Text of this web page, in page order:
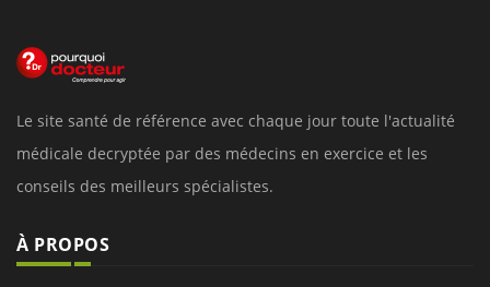
Le site santé de référence avec chaque jour toute l'actualité
médicale decryptée par des médecins en exercice et les
conseils des meilleurs spécialistes.
À PROPOS